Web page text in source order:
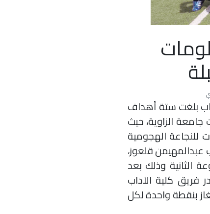
بلغت ستة أهداف
الزاوية، حيث
للنجاعة الهجومية
عبدالمهيمن قلعوز،
الثانية وذلك بعد
فريق كلية الآداب
بنقطة واحدة لكل